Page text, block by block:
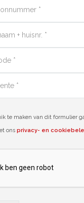
te maken van dit formulier
ons privacy- en